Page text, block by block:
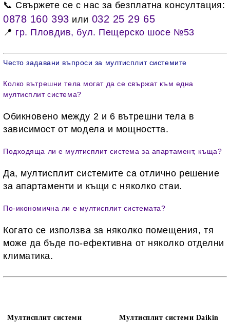
📞 Свържете се с нас за безплатна консултация:
0878 160 393 или 032 25 29 65
📍 гр. Пловдив, бул. Пещерско шосе №53
Често задавани въпроси за мултисплит системите
Колко вътрешни тела могат да се свържат към една
мултисплит система?
Обикновено между 2 и 6 вътрешни тела в
зависимост от модела и мощността.
Подходяща ли е мултисплит система за апартамент, къща?
Да, мултисплит системите са отлично решение
за апартаменти и къщи с няколко стаи.
По-икономична ли е мултисплит системата?
Когато се използва за няколко помещения, тя
може да бъде по-ефективна от няколко отделни
климатика.
Мултисплит системи
Мултисплит системи Daikin